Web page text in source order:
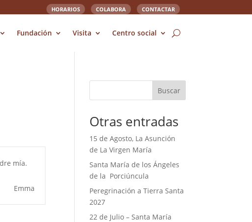
HORARIOS COLABORA CONTACTAR
Fundación Visita Centro social
mía.
Emma
Buscar
Otras entradas
15 de Agosto, La Asunción
de La Virgen María
Santa María de los Ángeles
de la Porciúncula
Peregrinación a Tierra Santa
2027
22 de Julio – Santa María